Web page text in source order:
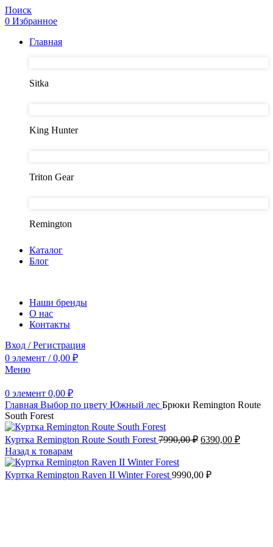
Поиск
0 Избранное
Главная
Sitka
King Hunter
Triton Gear
Remington
Каталог
Блог
Наши бренды
О нас
Контакты
Вход / Регистрация
0 элемент / 0,00 ₽
Меню
0 элемент 0,00 ₽
Главная Выбор по цвету Южный лес Брюки Remington Route
South Forest
Куртка Remington Route South Forest 7990,00₽ Первоначальная
7990,00 ₽.
6390,00 ₽
Назад к товарам
Куртка Remington Raven II Winter Forest 9990,00 ₽